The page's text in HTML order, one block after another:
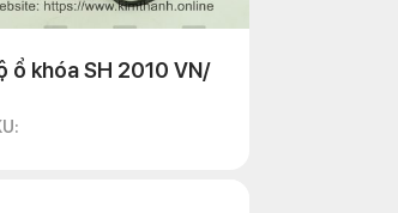
ổ khóa SH 2010 VN/